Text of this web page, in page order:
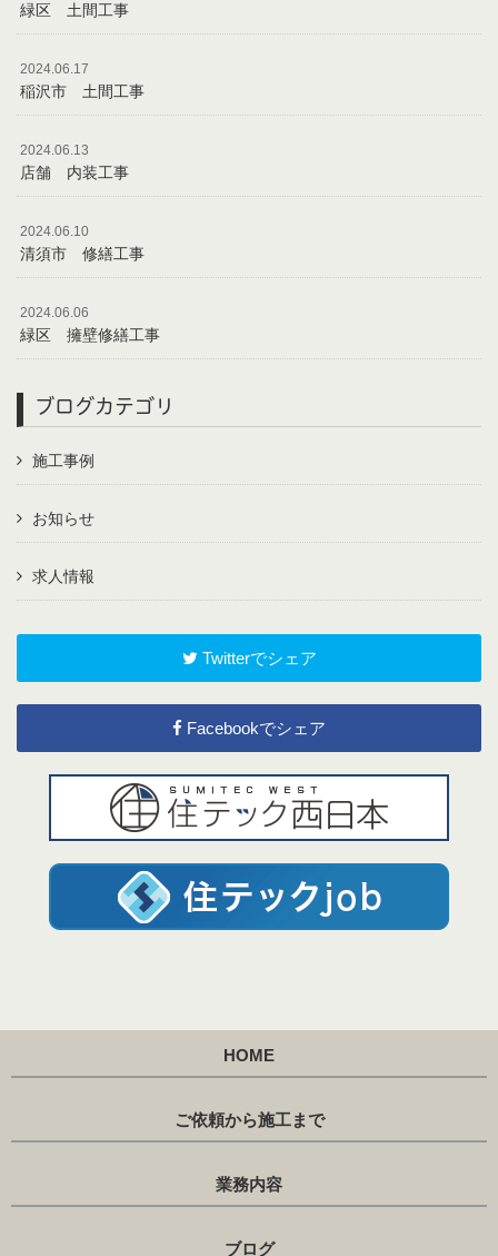
緑区 土間工事
2024.06.17
稲沢市 土間工事
2024.06.13
店舗 内装工事
2024.06.10
清須市 修繕工事
2024.06.06
緑区 擁壁修繕工事
ブログカテゴリ
施工事例
お知らせ
求人情報
Twitterでシェア
Facebookでシェア
HOME
ご依頼から施工まで
業務内容
ブログ